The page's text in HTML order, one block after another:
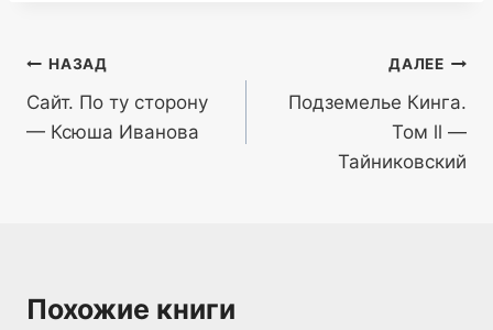
Навигация
по
записям
НАЗАД
Сайт. По ту сторону
— Ксюша Иванова
ДАЛЕЕ
Подземелье Кинга.
Том ll —
Тайниковский
Похожие книги